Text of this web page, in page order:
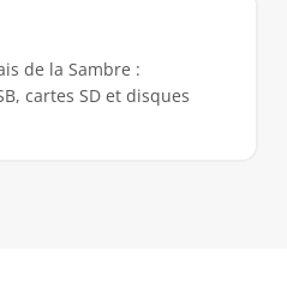
de la Sambre :
cartes SD et disques